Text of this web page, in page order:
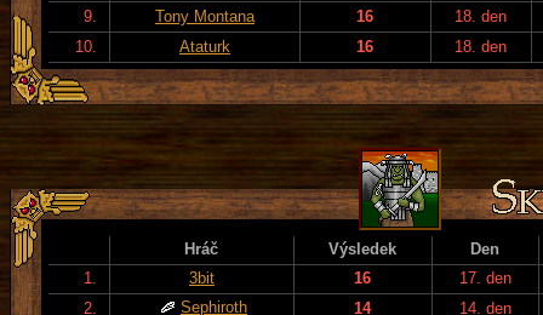
9.
Tony Montana 16
18. den
10.
Ataturk 16 18. den
Hráč Výsledek
Den
1.
3bit 16
17. den
2.
Sephiroth 14
14. den